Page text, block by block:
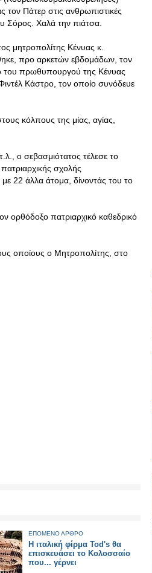
τον Πάτερ στις ανθρωπιστικές
Σόρος. Χαλά την πιάτσα.
μητροπολίτης Κένυας κ.
προ αρκετών εβδομάδων, τον
του πρωθυπουργού της Κένυας
Κάστρο, τον οποίο συνόδευε
κόλπους της μίας, αγίας,
ο σεβασμιότατος τέλεσε το
σχολής
22 άλλα άτομα, δίνοντάς του το
ορθόδοξο πατριαρχικό καθεδρικό
οποίους ο Μητροπολίτης, στο
ΕΠΟΜΕΝΟ ΑΡΘΡΟ
Η ιταλική φίρμα Tod's θα
επισκευάσει το Κολοσσαίο
που... γέρνει